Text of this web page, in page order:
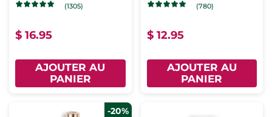
(1305)
$ 16.95
AJOUTER AU
PANIER
(780)
$ 12.95
AJOUTER AU
PANIER
-20%